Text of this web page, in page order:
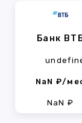
Банк
NaN ₽/
NaN ₽